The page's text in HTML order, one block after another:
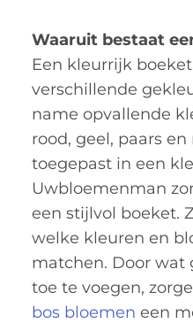
Waaruit bestaat
Een kleurrijk
verschillende
name opvallende
rood, geel, paars
toegepast in een
Uwbloemenman
een stijlvol boeket.
welke kleuren en
matchen. Door wat
toe te voegen,
bos bloemen een